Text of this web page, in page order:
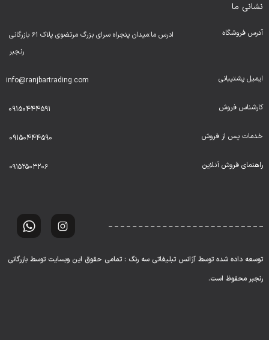
نشانی ما
آدرس فروشگاه
ادرس ما:میدان پنجراه سرای بزرگ مرتضوی پلاک ۶۱ بازرگانی
رنجبر
ایمیل پشتیبانی info@ranjbartrading.com
کارشناس فروش 09150444591
خدمات پس از فروش 09150444590
راهنمای فروش آنلاین ۰۹۱۵۲۵۰۳۲۰۶
توسعه داده شده توسط آژانس تبلیغاتی سه رنگ : تمامی حقوق این وبسایت توسط بازرگانی
رنجبر محفوظ است.